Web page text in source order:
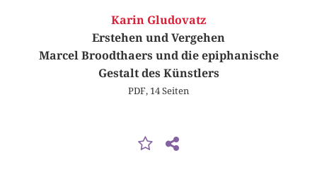
Karin Gludovatz
Erstehen und Vergehen
Marcel Broodthaers und die epiphanische
Gestalt des Künstlers
PDF, 14 Seiten